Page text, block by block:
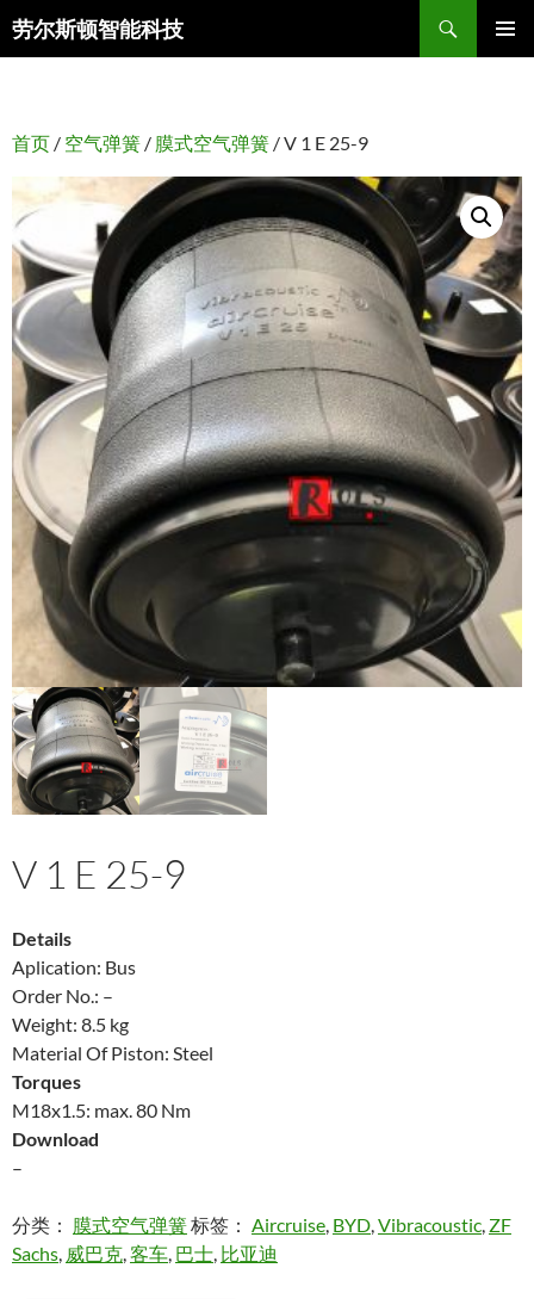
劳尔斯顿智能科技
搜
索
首页 / 空气弹簧 / 膜式空气弹簧 / V 1 E 25-9
V 1 E 25-9
Details
Aplication: Bus
Order No.: –
Weight: 8.5 kg
Material Of Piston: Steel
Torques
M18x1.5: max. 80 Nm
Download
–
分类： 膜式空气弹簧标签： Aircruise, BYD,Vibracoustic, ZF
Sachs, 威巴克,客车, 巴士, 比亚迪